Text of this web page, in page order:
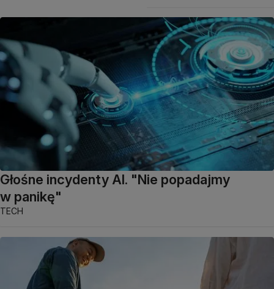
Głośne incydenty AI. "Nie popadajmy
w panikę"
TECH